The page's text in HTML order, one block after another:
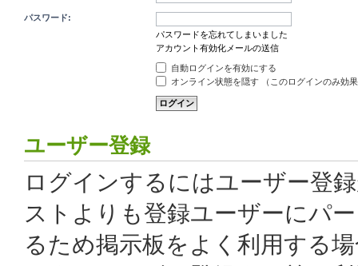
パスワード:
パスワードを忘れてしまいました
アカウント有効化メールの送信
自動ログインを有効にする
オンライン状態を隠す （このログインのみ効
ユーザー登録
ログインするにはユーザー登
ストよりも登録ユーザーにパ
るため掲示板をよく利用する